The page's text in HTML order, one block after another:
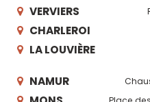
VERVIERS
CHARLEROI
LA LOUVIÈRE
NAMUR